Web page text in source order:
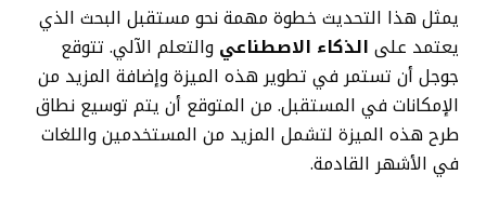
يمثل هذا التحديث خطوة مهمة نحو مستقبل البحث الذي
يعتمد على الذكاء الاصطناعي والتعلم الآلي. تتوقع
جوجل أن تستمر في تطوير هذه الميزة وإضافة المزيد من
الإمكانات في المستقبل. من المتوقع أن يتم توسيع نطاق
طرح هذه الميزة لتشمل المزيد من المستخدمين واللغات
في الأشهر القادمة.